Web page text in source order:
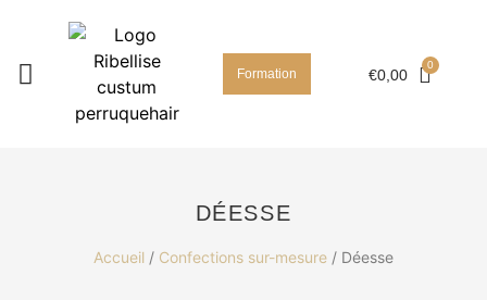
Formation €0,00
DÉESSE
Accueil / Confections sur-mesure / Déesse